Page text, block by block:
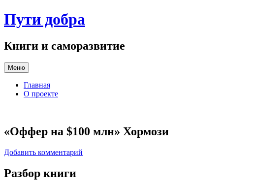
Перейти
к
Пути добра
Книги и саморазвитие
Меню
Главная
О проекте
«Оффер на $100 млн» Хормози
Добавить комментарий
Разбор книги